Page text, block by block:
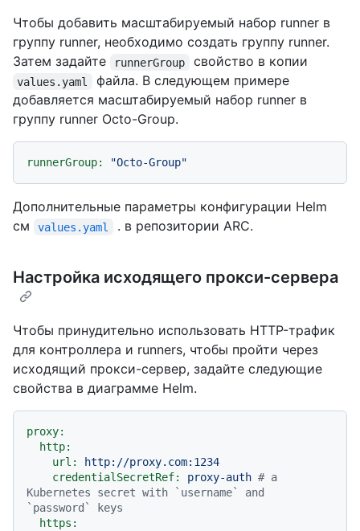
Чтобы добавить масштабируемый набор runner в
группу runner, необходимо создать группу runner.
Затем задайте
runnerGroup свойство в копии
values.yaml
файла. В следующем примере
добавляется масштабируемый набор runner в
группу runner Octo-Group.
runnerGroup: "Octo-Group"
Дополнительные параметры конфигурации Helm
см
values.yaml . в репозитории ARC.
Настройка исходящего прокси-сервера
Чтобы принудительно использовать HTTP-трафик
для контроллера и runners, чтобы пройти через
исходящий прокси-сервер, задайте следующие
свойства в диаграмме Helm.
proxy:
http:
url:
http://proxy.com:1234
credentialSecretRef:
proxy-auth # a
Kubernetes secret with `username` and
`password` keys
https: